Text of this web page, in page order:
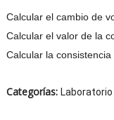
Calcular el cambio de
Calcular el valor de la
Calcular la
Categorías: